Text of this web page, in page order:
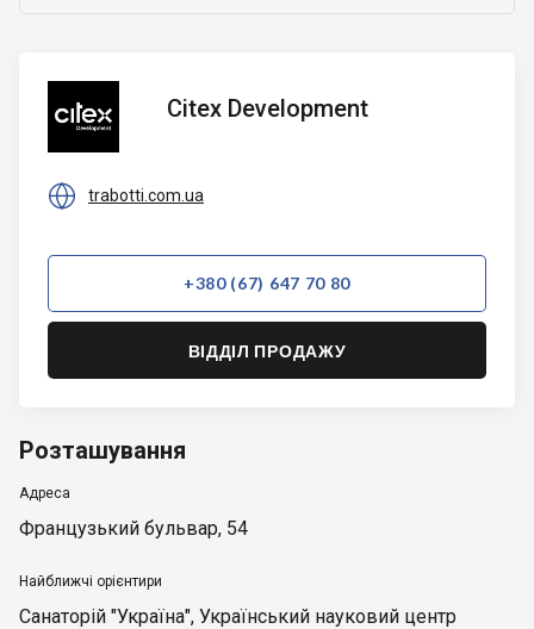
Development
Citex Development
 trabotti.com.ua
+380 (67) 647 70 80
ВІДДІЛ ПРОДАЖУ
Розташування
Адреса
Французький бульвар, 54
Найближчі орієнтири
Санаторій "Україна", Український науковий центр